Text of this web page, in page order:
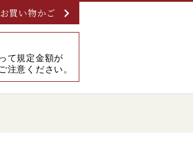
お買い物かご
て規定金額が
注意ください。